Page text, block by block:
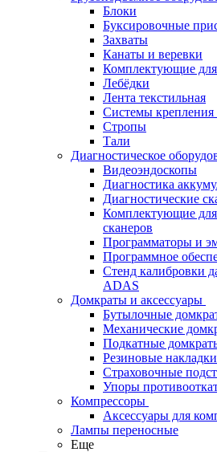
Блоки
Буксировочные
Захваты
Канаты и веревки
Комплектующие для
Лебёдки
Лента текстильная
Системы крепления
Стропы
Тали
Диагностическое
Видеоэндоскопы
Диагностика
Диагностические
Комплектующие для
сканеров
Программаторы и
Программное
Стенд калибровки
ADAS
Домкраты и аксессуары
Бутылочные
Механические
Подкатные
Резиновые
Страховочные
Упоры
Компрессоры
Аксессуары для
Лампы переносные
Еще